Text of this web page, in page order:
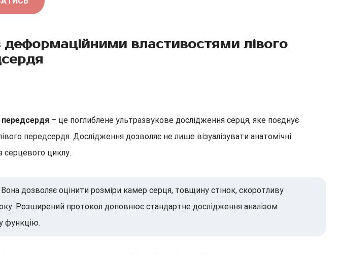
деформаційними властивостями лівого
передсердя – це поглиблене ультразвукове дослідження серця, яке поєднує
передсердя. Дослідження дозволяє не лише візуалізувати анатомічні
серцевого циклу.
дозволяє оцінити розміри камер серця, товщину стінок, скоротливу
Розширений протокол доповнює стандартне дослідження аналізом
функцію.